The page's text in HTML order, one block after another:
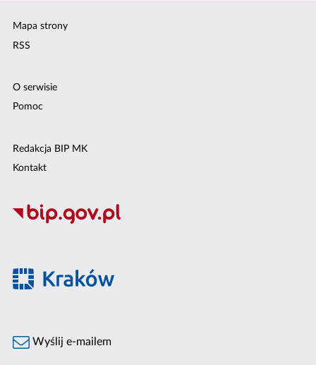
Mapa strony
RSS
O serwisie
Pomoc
Redakcja BIP MK
Kontakt
Wyślij e-mailem